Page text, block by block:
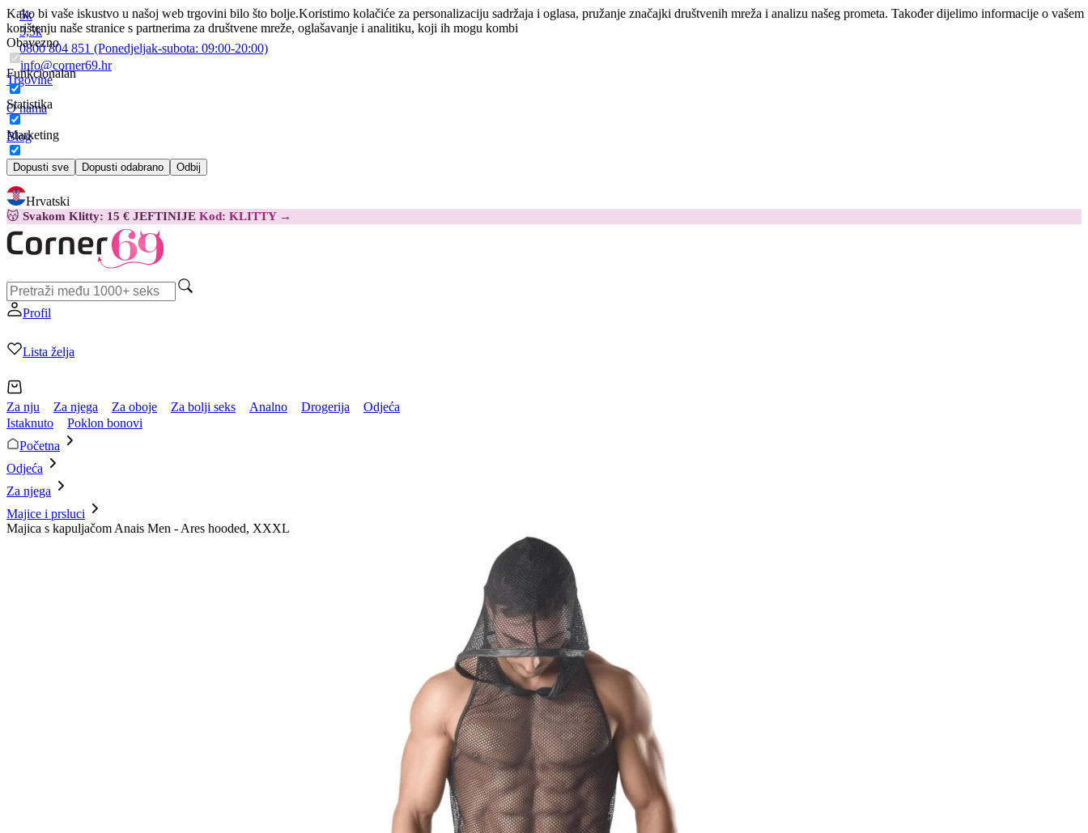
Kako bi vaše iskustvo u našoj web trgovini bilo što bolje.Koristimo kolačiće za personalizaciju sadržaja i oglasa, pružanje značajki društvenih mreža i analizu našeg prometa. Također dijelimo informacije o vašem
korištenju naše stranice s partnerima za društvene mreže, oglašavanje i analitiku, koji ih mogu kombi
Obavezno
Funkcionalan
Statistika
Marketing
Dopusti sve Dopusti odabrano Odbij
5k
3,5k
0800 804 851 (Ponedjeljak-subota: 09:00-20:00)
info@corner69.hr
Trgovine
O nama
Blog
Kontakt
Hrvatski
😽 Svakom Klitty: 15 € JEFTINIJE Kod: KLITTY →
Profil
Lista želja
Za nju Za njega Za oboje Za bolji seks Analno Drogerija
Odjeća
Istaknuto
Poklon bonovi
Početna
Odjeća
Za njega
Majice i prsluci
Majica s kapuljačom Anais Men - Ares hooded, XXXL